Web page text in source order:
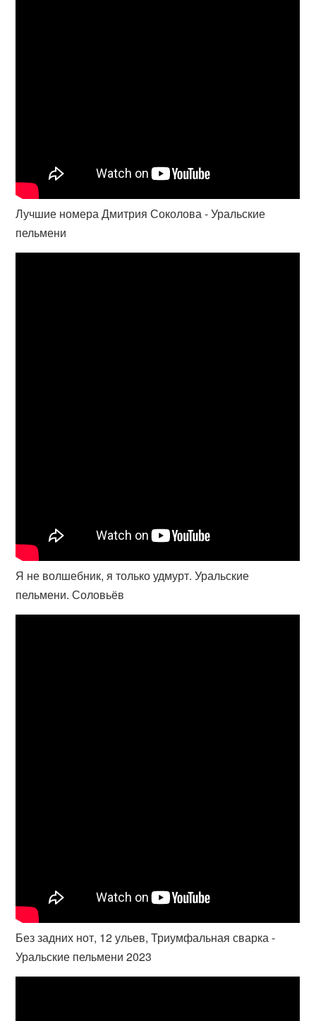
Лучшие номера Дмитрия Соколова - Уральские
пельмени
Я не волшебник, я только удмурт. Уральские
пельмени. Соловьёв
Без задних нот, 12 ульев, Триумфальная сварка -
Уральские пельмени 2023